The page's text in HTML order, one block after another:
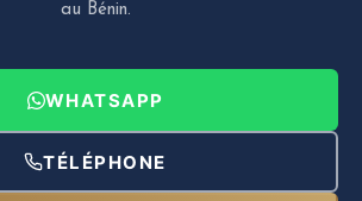
au Bénin.
WHATSAPP
TÉLÉPHONE